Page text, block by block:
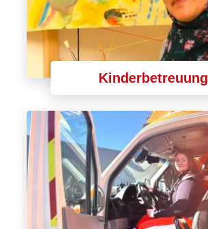
Kinderbetreuung